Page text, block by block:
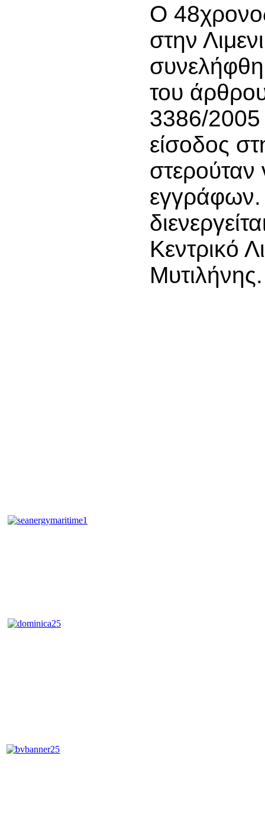
Ο
στην
του
3386/
είσοδος
στερούταν
Κεντρικό
Μυτιλήνης.